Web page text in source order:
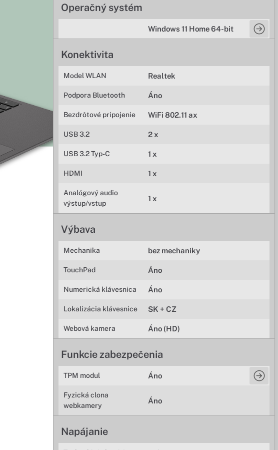
Operačný systém
Windows 11 Home 64-bit
Konektivita
Model WLAN Realtek
Podpora Bluetooth Áno
Bezdrôtové pripojenie WiFi 802.11 ax
USB 3.2 2 x
USB 3.2 Typ-C 1 x
HDMI 1 x
Analógový audio
výstup/vstup
1 x
Výbava
Mechanika bez mechaniky
TouchPad Áno
Numerická klávesnica Áno
Lokalizácia klávesnice SK + CZ
Webová kamera Áno (HD)
Funkcie zabezpečenia
TPM modul Áno
Fyzická clona
webkamery
Áno
Napájanie